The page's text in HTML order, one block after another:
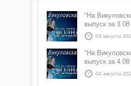
"На
выпуск за 3
03 августа
"На
выпуск за 4
04 августа